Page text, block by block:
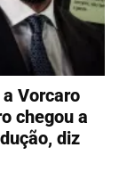
Vorcaro
chegou a
diz